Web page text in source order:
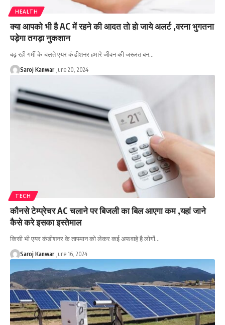
HEALTH
क्या आपको भी है AC में रहने की आदत तो हो जाये अलर्ट ,वरना भुगतना
पड़ेगा तगड़ा नुकशान
बढ़ रही गर्मी के चलते एयर कंडीशनर हमारे जीवन की जरूरत बन…
Saroj Kanwar June 20, 2024
TECH
कौनसे टेम्प्रेचर AC चलाने पर बिजली का बिल आएगा कम ,यहां जाने
कैसे करे इसका इस्तेमाल
किसी भी एयर कंडीशनर के तापमान को लेकर कई अफवाहे है लोगों…
Saroj Kanwar June 16, 2024